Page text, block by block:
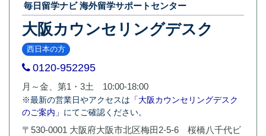
毎日留学ナビ 海外留学サポートセンター
大阪カウンセリングデスク
西日本の方
0120-952295
月～金、第1・3土 10:00-18:00
※最新の営業日やアクセスは 「大阪カウンセリングデスク
のご案内」 にてご確認ください。
〒530-0001 大阪府大阪市北区梅田2-5-6 桜橋八千代ビ